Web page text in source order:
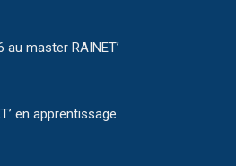
au master RAINET’
en apprentissage